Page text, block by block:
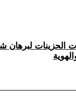
الحزينات لبرهان